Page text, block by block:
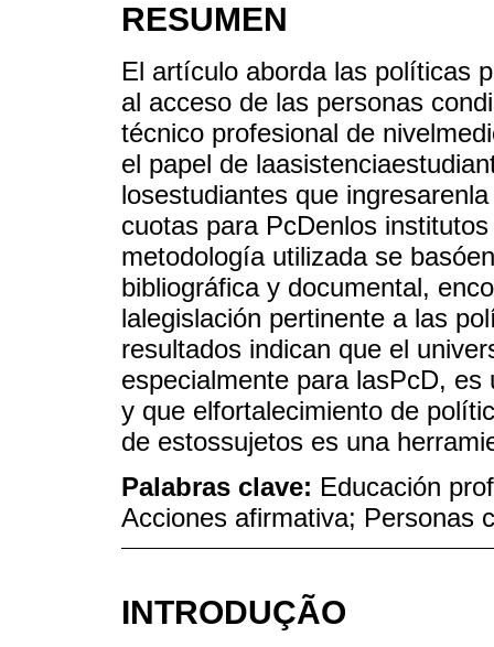
RESUMEN
El artículo aborda las políticas
al acceso de las personas
técnico profesional de
el papel de
losestudiantes que
cuotas para PcDenlos
metodología utilizada se
bibliográfica y documental,
lalegislación pertinente a las
resultados indican que el
especialmente para lasPcD,
y que elfortalecimiento de
de estossujetos es una
Palabras clave: Educación
Acciones afirmativa; Personas
INTRODUÇÃO